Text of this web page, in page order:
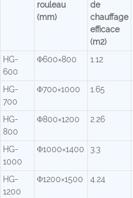
rouleau
(mm)
de
chauffage
efficace
(m2)
HG-
600
Φ600×800 1.12
HG-
700
Φ700×1000 1.65
HG-
800
Φ800×1200 2.26
HG-
1000
Φ1000×1400 3.3
HG-
1200
Φ1200×1500 4.24